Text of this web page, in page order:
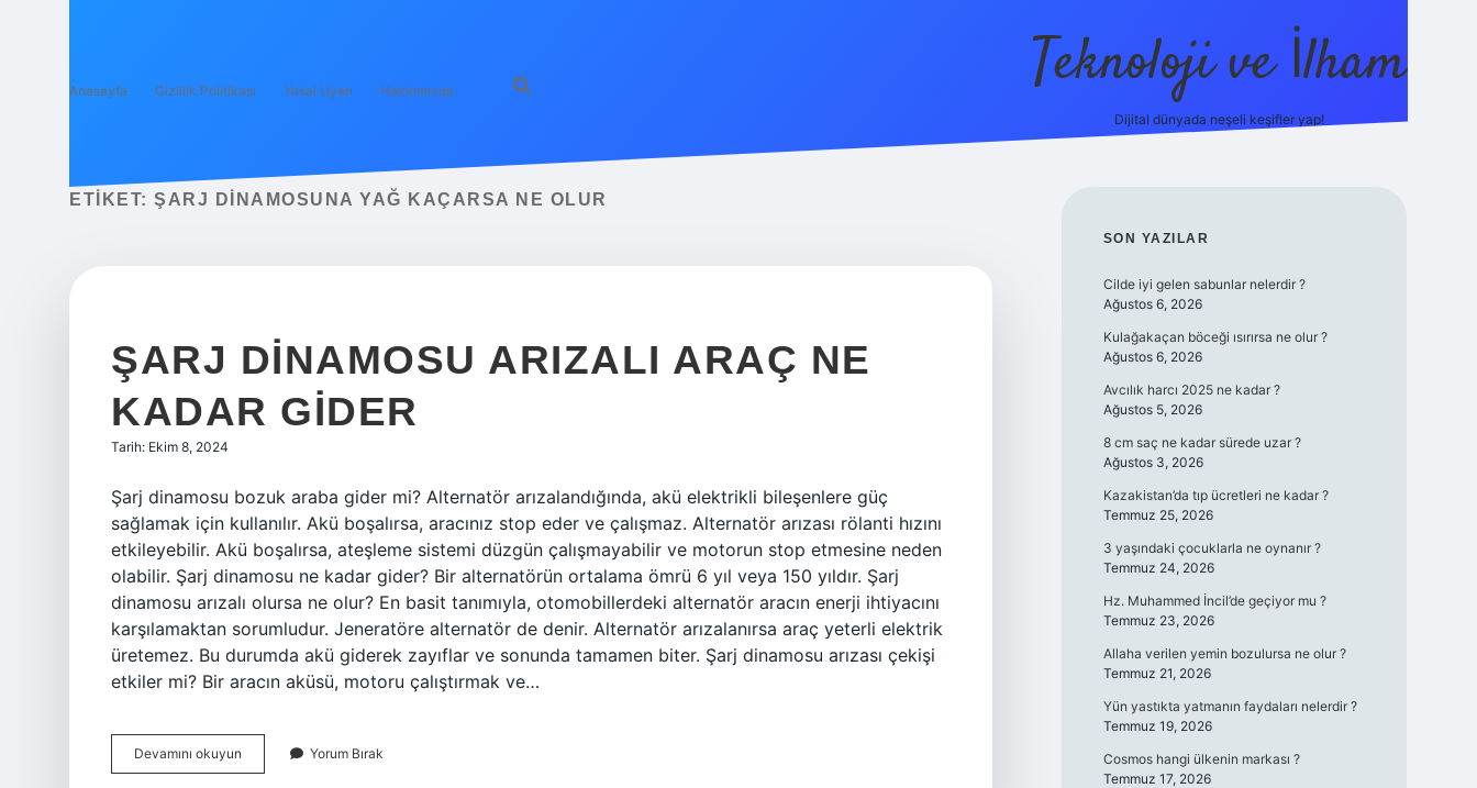
Anasayfa Gizlilik Politikası Yasal Uyarı Hakkımızda Teknoloji ve İlham
Dijital dünyada neşeli keşifler yap!
ETIKET: ŞARJ DINAMOSUNA YAĞ KAÇARSA NE OLUR
ŞARJ DINAMOSU ARIZALI ARAÇ NE
KADAR GIDER
Tarih: Ekim 8, 2024
Şarj dinamosu bozuk araba gider mi? Alternatör arızalandığında, akü elektrikli bileşenlere güç
sağlamak için kullanılır. Akü boşalırsa, aracınız stop eder ve çalışmaz. Alternatör arızası rölanti hızını
etkileyebilir. Akü boşalırsa, ateşleme sistemi düzgün çalışmayabilir ve motorun stop etmesine neden
olabilir. Şarj dinamosu ne kadar gider? Bir alternatörün ortalama ömrü 6 yıl veya 150 yıldır. Şarj
dinamosu arızalı olursa ne olur? En basit tanımıyla, otomobillerdeki alternatör aracın enerji ihtiyacını
karşılamaktan sorumludur. Jeneratöre alternatör de denir. Alternatör arızalanırsa araç yeterli elektrik
üretemez. Bu durumda akü giderek zayıflar ve sonunda tamamen biter. Şarj dinamosu arızası çekişi
etkiler mi? Bir aracın aküsü, motoru çalıştırmak ve…
Devamını okuyun
Dinamosu
Yorum Bırak
SIDEBAR
SON YAZILAR
Cilde iyi gelen sabunlar nelerdir ?
Ağustos 6, 2026
Kulağakaçan böceği ısırırsa ne olur ?
Ağustos 6, 2026
Avcılık harcı 2025 ne kadar ?
Ağustos 5, 2026
8 cm saç ne kadar sürede uzar ?
Ağustos 3, 2026
Kazakistan’da tıp ücretleri ne kadar ?
Temmuz 25, 2026
3 yaşındaki çocuklarla ne oynanır ?
Temmuz 24, 2026
Hz. Muhammed İncil’de geçiyor mu ?
Temmuz 23, 2026
Allaha verilen yemin bozulursa ne olur ?
Temmuz 21, 2026
Yün yastıkta yatmanın faydaları nelerdir ?
Temmuz 19, 2026
Cosmos hangi ülkenin markası ?
Temmuz 17, 2026